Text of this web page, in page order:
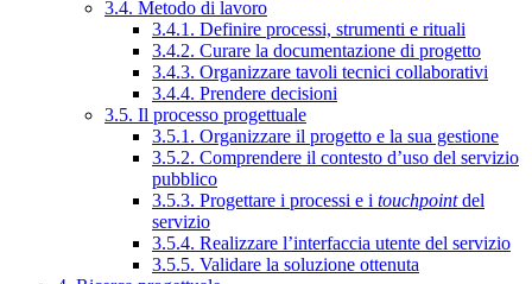
3.4. Metodo di lavoro
3.4.1. Definire processi, strumenti e rituali
3.4.2. Curare la documentazione di progetto
3.4.3. Organizzare tavoli tecnici collaborativi
3.4.4. Prendere decisioni
3.5. Il processo progettuale
3.5.1. Organizzare il progetto e la sua gestione
3.5.2. Comprendere il contesto d’uso del servizio
pubblico
3.5.3. Progettare i processi e i touchpointdel
servizio
3.5.4. Realizzare l’interfaccia utente del servizio
3.5.5. Validare la soluzione ottenuta